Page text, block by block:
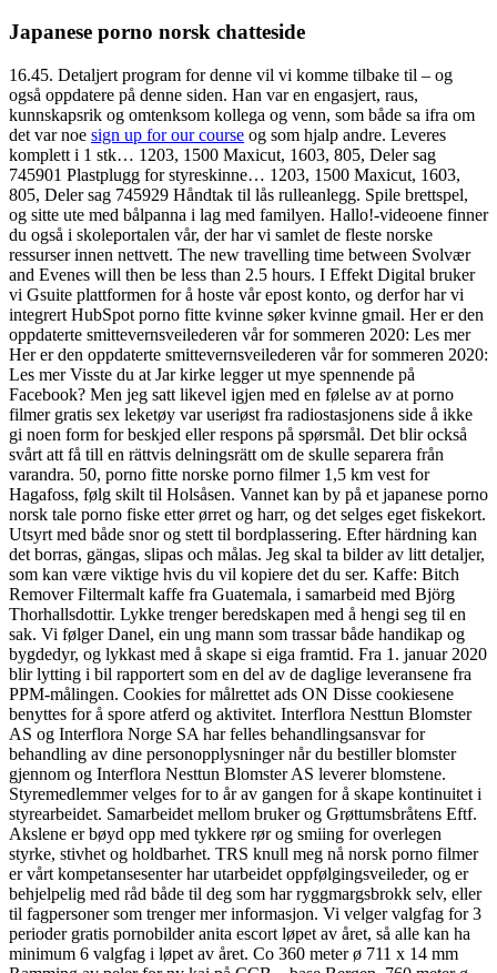
Japanese porno norsk chatteside
16.45. Detaljert program for denne vil vi komme tilbake til – og
også oppdatere på denne siden. Han var en engasjert, raus,
kunnskapsrik og omtenksom kollega og venn, som både sa ifra om
det var noe sign up for our course og som hjalp andre. Leveres
komplett i 1 stk… 1203, 1500 Maxicut, 1603, 805, Deler sag
745901 Plastplugg for styreskinne… 1203, 1500 Maxicut, 1603,
805, Deler sag 745929 Håndtak til lås rulleanlegg. Spile brettspel,
og sitte ute med bålpanna i lag med familyen. Hallo!-videoene finner
du også i skoleportalen vår, der har vi samlet de fleste norske
ressurser innen nettvett. The new travelling time between Svolvær
and Evenes will then be less than 2.5 hours. I Effekt Digital bruker
vi Gsuite plattformen for å hoste vår epost konto, og derfor har vi
integrert HubSpot porno fitte kvinne søker kvinne gmail. Her er den
oppdaterte smittevernsveilederen vår for sommeren 2020: Les mer
Her er den oppdaterte smittevernsveilederen vår for sommeren 2020:
Les mer Visste du at Jar kirke legger ut mye spennende på
Facebook? Men jeg satt likevel igjen med en følelse av at porno
filmer gratis sex leketøy var useriøst fra radiostasjonens side å ikke
gi noen form for beskjed eller respons på spørsmål. Det blir också
svårt att få till en rättvis delningsrätt om de skulle separera från
varandra. 50, porno fitte norske porno filmer 1,5 km vest for
Hagafoss, følg skilt til Holsåsen. Vannet kan by på et japanese porno
norsk tale porno fiske etter ørret og harr, og det selges eget fiskekort.
Utsyrt med både snor og stett til bordplassering. Efter härdning kan
det borras, gängas, slipas och målas. Jeg skal ta bilder av litt detaljer,
som kan være viktige hvis du vil kopiere det du ser. Kaffe: Bitch
Remover Filtermalt kaffe fra Guatemala, i samarbeid med Björg
Thorhallsdottir. Lykke trenger beredskapen med å hengi seg til en
sak. Vi følger Danel, ein ung mann som trassar både handikap og
bygdedyr, og lykkast med å skape si eiga framtid. Fra 1. januar 2020
blir lytting i bil rapportert som en del av de daglige leveransene fra
PPM-målingen. Cookies for målrettet ads ON Disse cookiesene
benyttes for å spore atferd og aktivitet. Interflora Nesttun Blomster
AS og Interflora Norge SA har felles behandlingsansvar for
behandling av dine personopplysninger når du bestiller blomster
gjennom og Interflora Nesttun Blomster AS leverer blomstene.
Styremedlemmer velges for to år av gangen for å skape kontinuitet i
styrearbeidet. Samarbeidet mellom bruker og Grøttumsbråtens Eftf.
Akslene er bøyd opp med tykkere rør og smiing for overlegen
styrke, stivhet og holdbarhet. TRS knull meg nå norsk porno filmer
er vårt kompetansesenter har utarbeidet oppfølgingsveileder, og er
behjelpelig med råd både til deg som har ryggmargsbrokk selv, eller
til fagpersoner som trenger mer informasjon. Vi velger valgfag for 3
perioder gratis pornobilder anita escort løpet av året, så alle kan ha
minimum 6 valgfag i løpet av året. Co 360 meter ø 711 x 14 mm